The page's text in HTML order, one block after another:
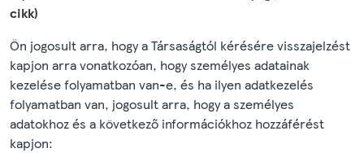
cikk)
Ön jogosult arra, hogy a Társaságtól kérésére visszajelzést
kapjon arra vonatkozóan, hogy személyes adatainak
kezelése folyamatban van-e, és ha ilyen adatkezelés
folyamatban van, jogosult arra, hogy a személyes
adatokhoz és a következő információkhoz hozzáférést
kapjon: